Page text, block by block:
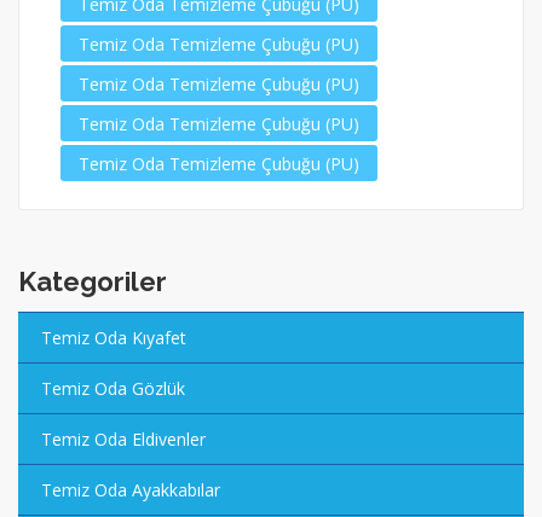
Temiz Oda Temizleme Çubuğu (PU)
Temiz Oda Temizleme Çubuğu (PU)
Temiz Oda Temizleme Çubuğu (PU)
Temiz Oda Temizleme Çubuğu (PU)
Temiz Oda Temizleme Çubuğu (PU)
Kategoriler
Temiz Oda Kıyafet
Temiz Oda Gözlük
Temiz Oda Eldivenler
Temiz Oda Ayakkabılar